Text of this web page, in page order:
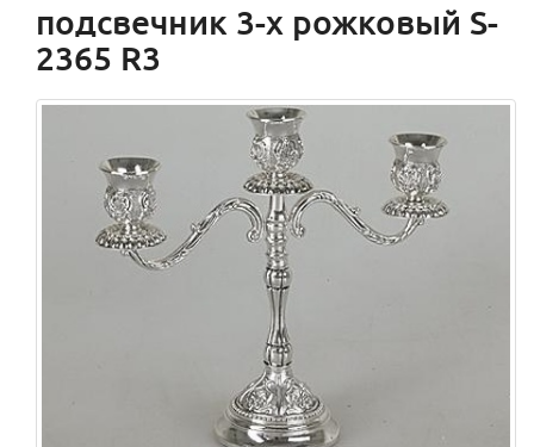
подсвечник 3-х рожковый S-
2365 R3